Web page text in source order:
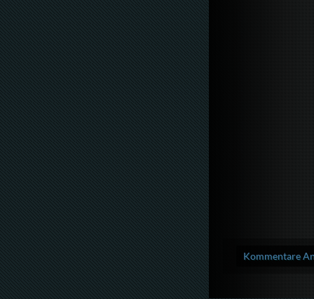
Kommentare